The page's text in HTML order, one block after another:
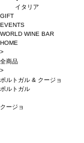
イタリア
GIFT
EVENTS
WORLD WINE BAR
HOME
>
全商品
>
ポルトガル& クージョ
ポルトガル
クージョ